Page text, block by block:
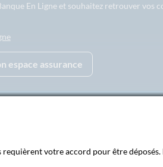
En Ligne et souhaitez retrouver vos
espace assurance
votre accord pour être déposés.